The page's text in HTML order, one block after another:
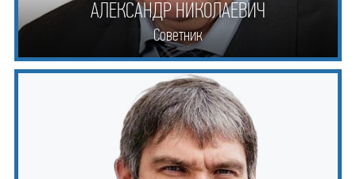
АЛЕКСАНДР НИКОЛАЕВИЧ
Советник